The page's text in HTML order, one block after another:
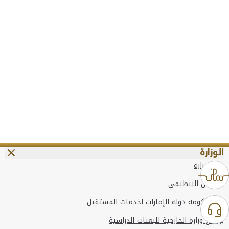
الوزارة
عن الوزارة
الهيكل التنظيمي
وعد حكومة دولة الإمارات لخدمات المستقبل
برنامج وزارة الخارجية للبعثات الدراسية